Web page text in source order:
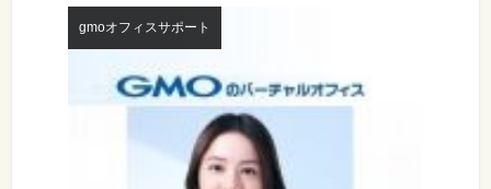
gmoオフィスサポート